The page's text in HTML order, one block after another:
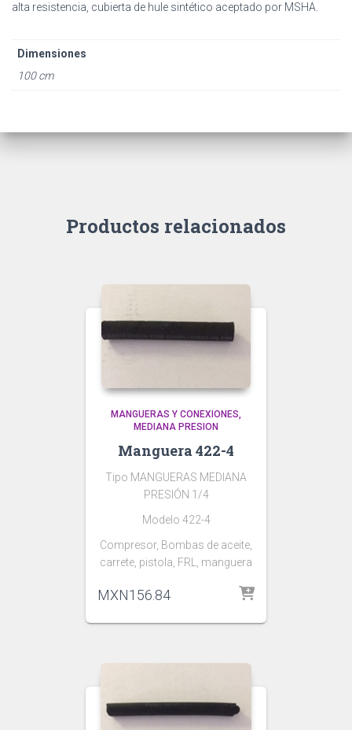
alta resistencia, cubierta de hule sintético aceptado por MSHA.
Dimensiones
100 cm
Productos relacionados
MANGUERAS Y CONEXIONES
MEDIANA PRESION
Manguera 422-4
Tipo MANGUERAS MEDIANA
PRESIÓN 1/4
Modelo 422-4
Compresor, Bombas de aceite,
carrete, pistola, FRL, manguera
MXN156.84